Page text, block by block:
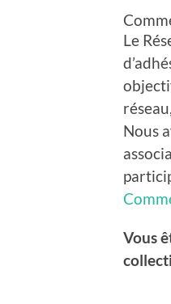
Le
Nous
Vous